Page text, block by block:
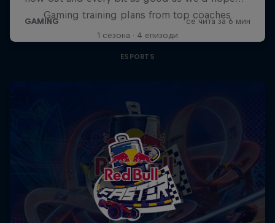
Gaming training plans from top coaches
1 сезона · 4 епизоди
ESPORTS